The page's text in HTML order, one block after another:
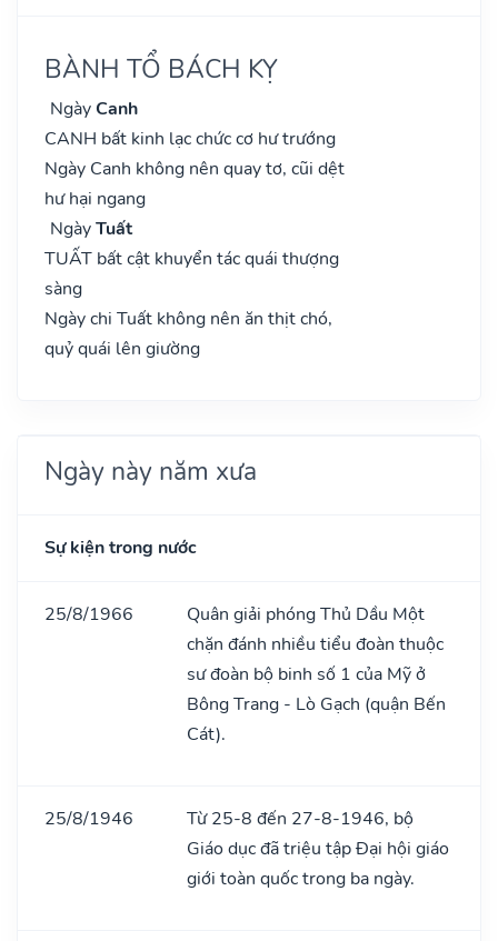
BÀNH TỔ BÁCH KỴ
NgàyCanh
CANH bất kinh lạc chức cơ hư trướng
Ngày Canh không nên quay tơ, cũi dệt
hư hại ngang
NgàyTuất
TUẤT bất cật khuyển tác quái thượng
sàng
Ngày chi Tuất không nên ăn thịt chó,
quỷ quái lên giường
Ngày này năm xưa
Sự kiện trong nước
25/8/1966
Quân giải phóng Thủ Dầu Một
chặn đánh nhiều tiểu đoàn thuộc
sư đoàn bộ binh số 1 của Mỹ ở
Bông Trang - Lò Gạch (quận Bến
Cát).
25/8/1946
Từ 25-8 đến 27-8-1946, bộ
Giáo dục đã triệu tập Đại hội giáo
giới toàn quốc trong ba ngày.